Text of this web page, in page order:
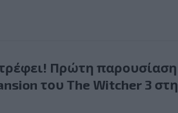
Πρώτη παρουσίαση
του The Witcher 3 στη